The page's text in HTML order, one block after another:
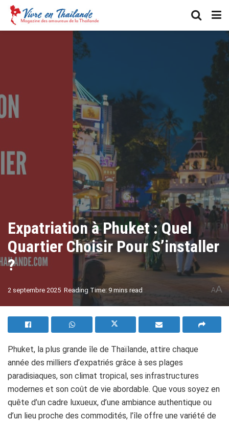
Expatriation à Phuket : Quel
Quartier Choisir Pour S’installer
?
2 septembre 2025 Reading Time: 9 mins read AA
Phuket, la plus grande île de Thaïlande, attire chaque
année des milliers d’expatriés grâce à ses plages
paradisiaques, son climat tropical, ses infrastructures
modernes et son coût de vie abordable. Que vous soyez en
quête d’un cadre luxueux, d’une ambiance authentique ou
d’un lieu proche des commodités, l’île offre une variété de